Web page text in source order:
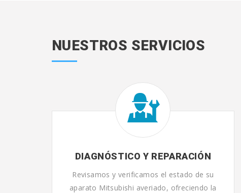
NUESTROS SERVICIOS
DIAGNÓSTICO Y REPARACIÓN
Revisamos y verificamos el estado de su
aparato Mitsubishi averiado, ofreciendo la